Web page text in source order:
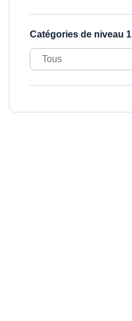
Catégories de niveau 1